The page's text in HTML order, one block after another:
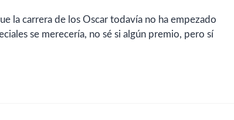
la carrera de los Oscar todavía no ha empezado
se merecería, no sé si algún premio, pero sí